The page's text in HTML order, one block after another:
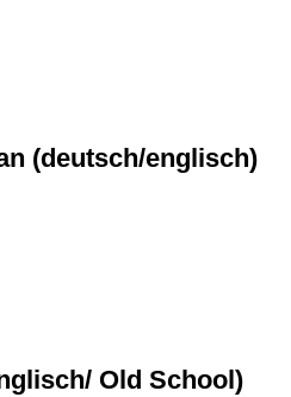
(deutsch/englisch)
Old School)